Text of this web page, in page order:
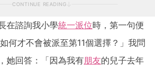
CONTINUE READING
在諮詢我小學統一派位時，第一句便
何才不會被派至第11個選擇？」我問
她回答：「因為我有朋友的兒子去年